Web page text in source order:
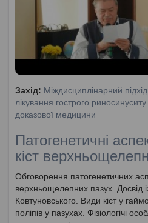
Захід: Міждисциплінарний
лікування гострого
доказової медицини
Патогенетичні
кіст
Обговорення патогенетичних
верхньощелепних пазух. Досвід
Ковтуновського. Види кіст у
поліпів у пазухах. Фізіологічі